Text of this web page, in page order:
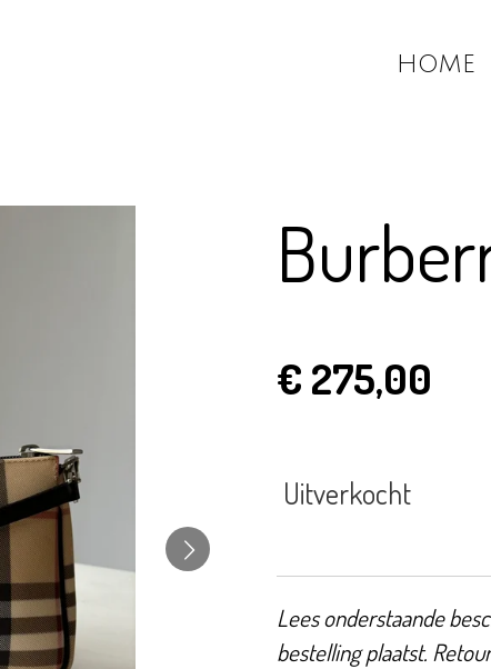
HOME
€ 275,00
Uitverkocht
Lees onderstaande
bestelling plaatst.